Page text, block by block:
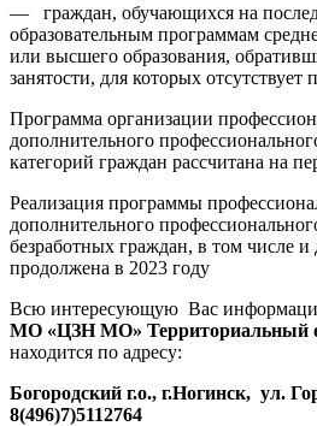
— граждан, обучающихся на
образовательным программам
или высшего образования,
занятости, для которых отсутствует
Программа организации
дополнительного
категорий граждан рассчитана на
Реализация программы
дополнительного
безработных граждан, в том числе и
продолжена в 2023 году
Всю интересующую Вас
МО «ЦЗН МО» Территориальный
находится по адресу:
Богородский г.о., г.Ногинск, ул.
8(496)7)5112764